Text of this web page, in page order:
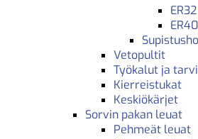
Vetopultit
Työkalut ja
Kierreistukat
Keskiökärjet
Sorvin pakan leuat
Pehmeät leuat